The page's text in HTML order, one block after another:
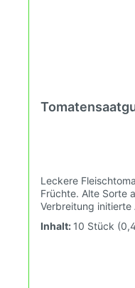
Leckere
Früchte. Alte Sorte
Verbreitung initierte
von Craig LeHollier
2,0m Früchte: gelb 150-250g
Inhalt: 10 Stück